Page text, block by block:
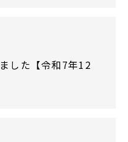
した【令和7年12